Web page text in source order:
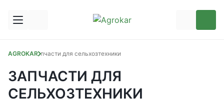
AGROKARЗапчасти для сельхозтехники
ЗАПЧАСТИ ДЛЯ
СЕЛЬХОЗТЕХНИКИ